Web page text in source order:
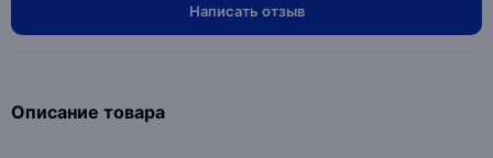
Написать отзыв
Описание товара